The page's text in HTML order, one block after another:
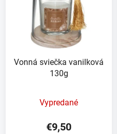
Vonná sviečka vanilková
130g
Vypredané
€9,50